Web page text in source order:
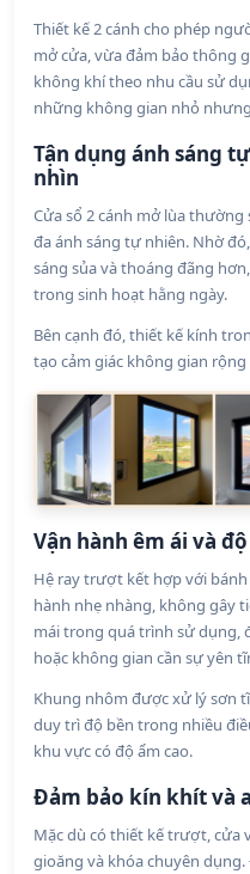
Thiết kế 2 cánh cho phép
mở cửa, vừa đảm bảo thông
không khí theo nhu cầu sử
những không gian nhỏ
Tận dụng ánh sáng
nhìn
Cửa sổ 2 cánh mở lùa
đa ánh sáng tự nhiên. Nhờ
sáng sủa và thoáng đãng
trong sinh hoạt hằng ngày.
Bên cạnh đó, thiết kế kính
tạo cảm giác không gian
Vận hành êm ái và
Hệ ray trượt kết hợp với
hành nhẹ nhàng, không gây
mái trong quá trình sử dụng,
hoặc không gian cần sự yên
Khung nhôm được xử lý sơn
duy trì độ bền trong nhiều
khu vực có độ ẩm cao.
Đảm bảo kín khít và
Mặc dù có thiết kế trượt, cửa
gioăng và khóa chuyên